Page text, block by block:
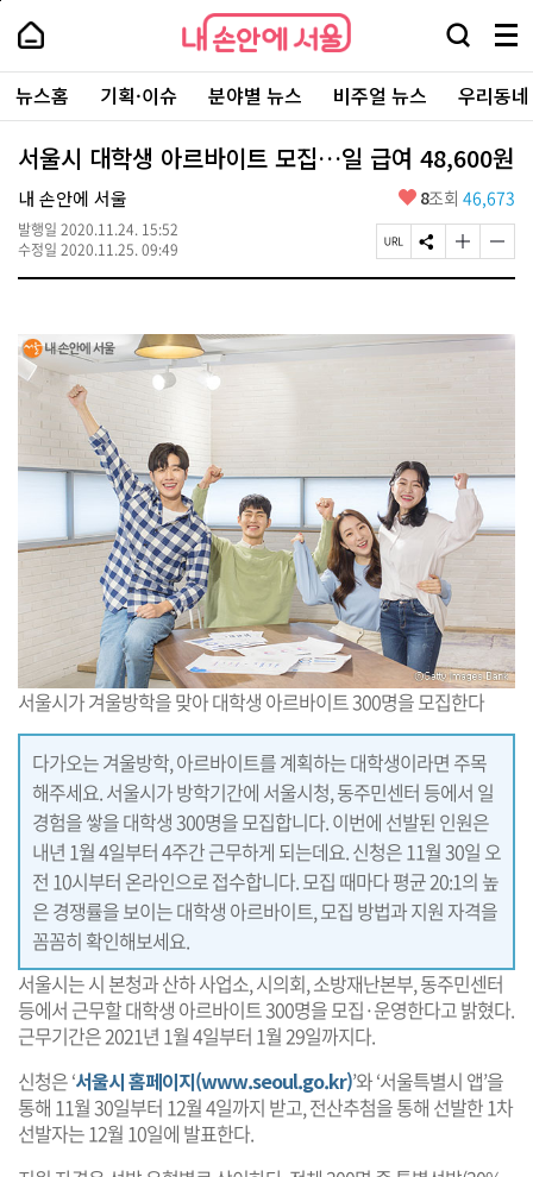
본
로
가
내
손
안
에
서
울
-
서
울
시
대
표
소
털
내
손
에
울
검
창
열
기
메
뉴
전
체
보
기
주
요
서
뉴스홈 기획·이슈 분야별 뉴스 비주얼 뉴스 우리동
서울시 대학생 아르바이트 모집…일 급여 48,600원
내 손안에 서울
발행일 2020.11.24. 15:52
수정일 2020.11.25. 09:49
좋
요
8조회 46,673
페
이
R
L
S
N
유
하
글
자
크
게
글
자
작
서울시가 겨울방학을 맞아 대학생 아르바이트 300명을 모집한다
다가오는 겨울방학, 아르바이트를 계획하는 대학생이라면 주목
해주세요. 서울시가 방학기간에 서울시청, 동주민센터 등에서 일
경험을 쌓을 대학생 300명을 모집합니다. 이번에 선발된 인원은
내년 1월 4일부터 4주간 근무하게 되는데요. 신청은 11월 30일 오
전 10시부터 온라인으로 접수합니다. 모집 때마다 평균 20:1의 높
은 경쟁률을 보이는 대학생 아르바이트, 모집 방법과 지원 자격을
꼼꼼히 확인해보세요.
서울시는 시 본청과 산하 사업소, 시의회, 소방재난본부, 동주민센터
등에서 근무할 대학생 아르바이트 300명을 모집·운영한다고 밝혔다.
근무기간은 2021년 1월 4일부터 1월 29일까지다.
신청은 ‘서울시 홈페이지(www.seoul.go.kr)’와 ‘서울특별시 앱’을
통해 11월 30일부터 12월 4일까지 받고, 전산추첨을 통해 선발한 1차
선발자는 12월 10일에 발표한다.
페
상
단
로